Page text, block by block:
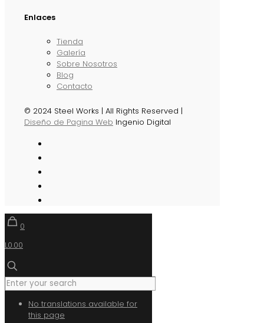
Enlaces
Tienda
Galería
Sobre Nosotros
Blog
Contacto
© 2024 Steel Works | All Rights Reserved |
Diseño de Pagina Web Ingenio Digital
0
L0.00
No translations available for
this page